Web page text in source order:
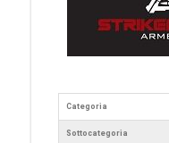
Categoria
Sottocategoria